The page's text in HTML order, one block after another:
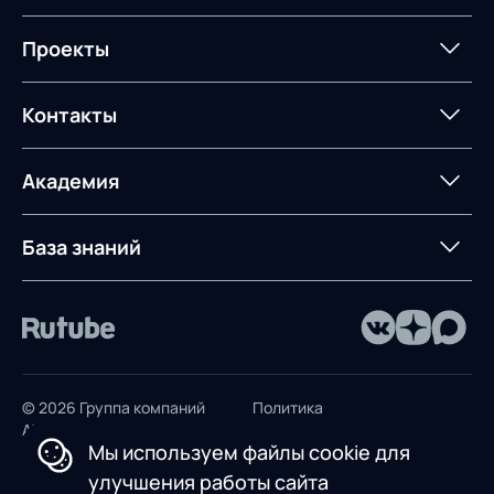
Интегрированное
планирование
Управление
контейнерным
терминалом
Оборудование для склада
процессов
Техническое оснащение
Постпроектное
Мероприятия
Архив мероприятий
Портал техподдержки
Проекты
Проекты
Контакты
Контакты
Академия
Предложение для
База знаний
© 2026 Группа компаний
AXELOT
Политика
Пользовательское
Мы используем файлы cookie для
улучшения работы сайта